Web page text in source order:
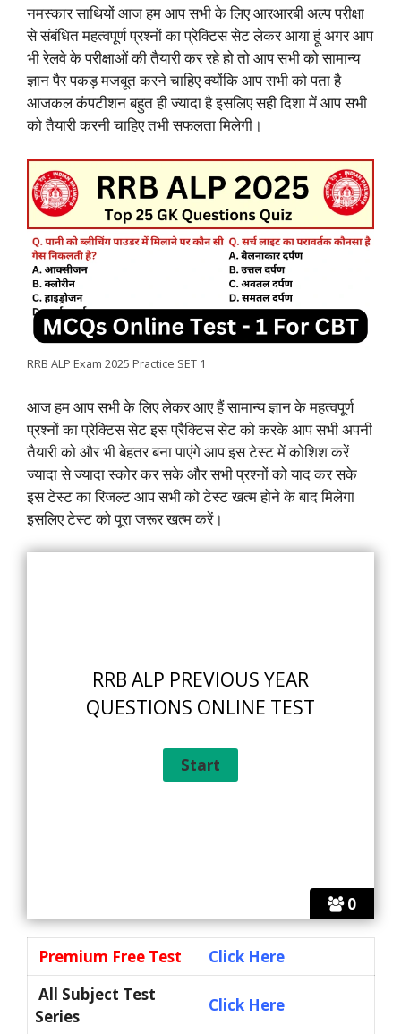
o
o
k
A
p
p
e
r
d
I
n
r
a
m
i
n
k
नमस्कार साथियों आज हम आप सभी के लिए आरआरबी अल्प परीक्षा
से संबंधित महत्वपूर्ण प्रश्नों का प्रेक्टिस सेट लेकर आया हूं अगर आप
भी रेलवे के परीक्षाओं की तैयारी कर रहे हो तो आप सभी को सामान्य
ज्ञान पैर पकड़ मजबूत करने चाहिए क्योंकि आप सभी को पता है
आजकल कंपटीशन बहुत ही ज्यादा है इसलिए सही दिशा में आप सभी
को तैयारी करनी चाहिए तभी सफलता मिलेगी।
RRB ALP Exam 2025 Practice SET 1
आज हम आप सभी के लिए लेकर आए हैं सामान्य ज्ञान के महत्वपूर्ण
प्रश्नों का प्रेक्टिस सेट इस प्रैक्टिस सेट को करके आप सभी अपनी
तैयारी को और भी बेहतर बना पाएंगे आप इस टेस्ट में कोशिश करें
ज्यादा से ज्यादा स्कोर कर सके और सभी प्रश्नों को याद कर सके
इस टेस्ट का रिजल्ट आप सभी को टेस्ट खत्म होने के बाद मिलेगा
इसलिए टेस्ट को पूरा जरूर खत्म करें।
0
RRB ALP PREVIOUS YEAR
QUESTIONS ONLINE TEST
Premium Free Test
Click Here
All Subject Test
Series
Click Here